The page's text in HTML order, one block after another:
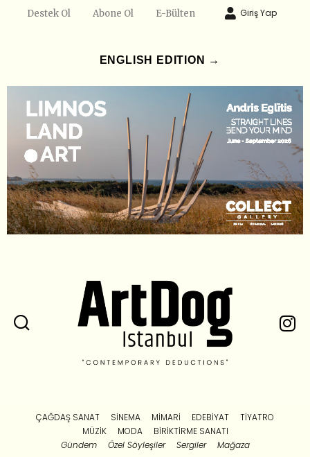
Destek Ol Abone Ol E-Bülten Giriş Yap
ENGLISH EDITION →
ÇAĞDAŞ SANAT SINEMA MIMARI EDEBIYAT
TIYATRO
MÜZIK
MODA
BIRIKTIRME SANATI
Gündem
Özel Söyleşiler Sergiler Mağaza